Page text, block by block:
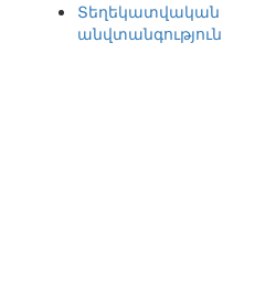
Տեղեկատվական
անվտանգություն